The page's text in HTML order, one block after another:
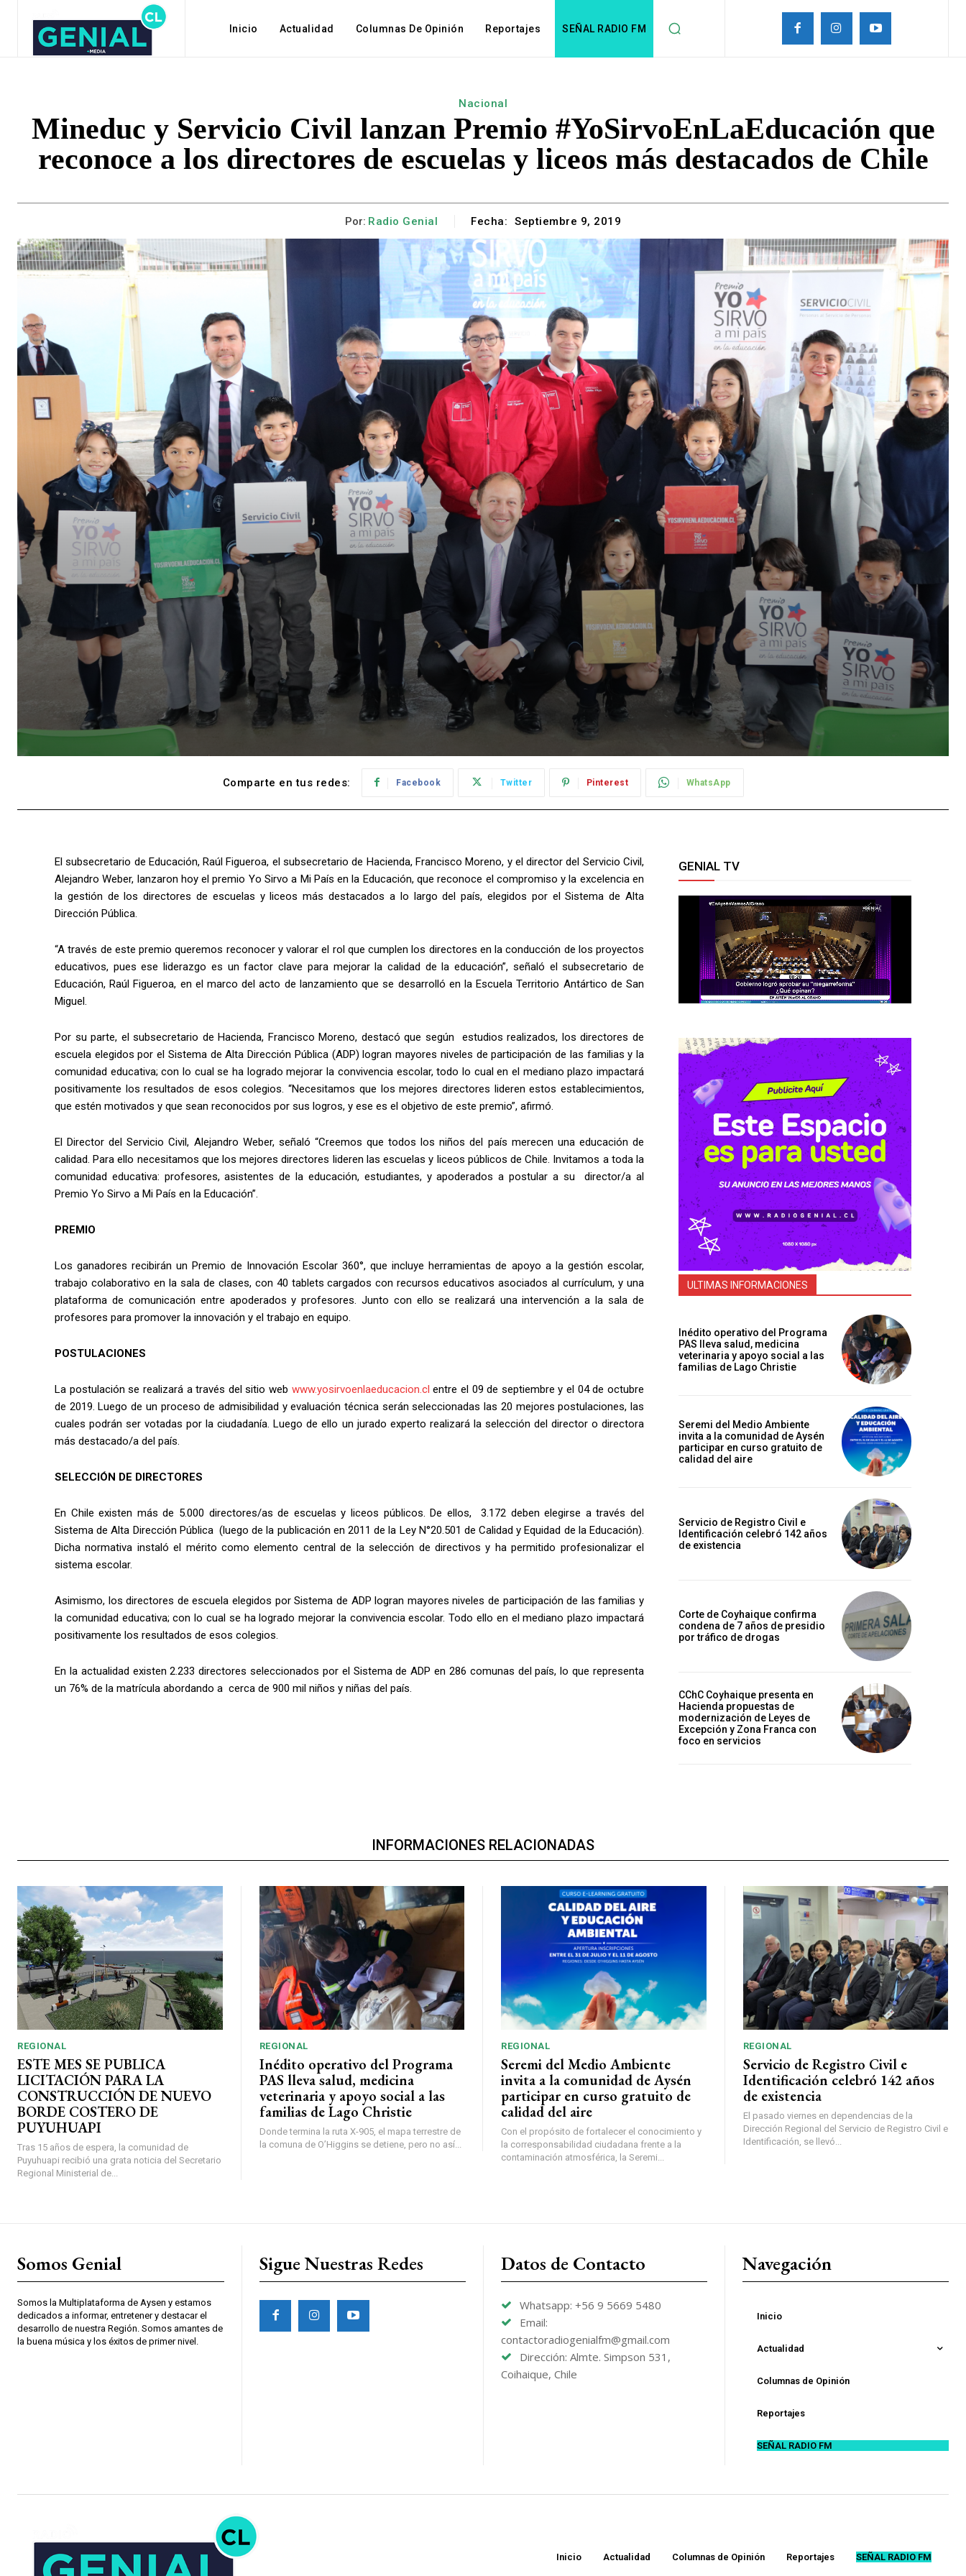
Inicio Actualidad Columnas De Opinión Reportajes SEÑAL RADIO FM
Nacional
Mineduc y Servicio Civil lanzan Premio #YoSirvoEnLaEducación que
reconoce a los directores de escuelas y liceos más destacados de Chile
Por: Radio Genial Fecha: Septiembre 9, 2019
Comparte en tus redes: Facebook Twitter Pinterest WhatsApp
El subsecretario de Educación, Raúl Figueroa, el subsecretario de Hacienda, Francisco Moreno, y el director del Servicio Civil,
Alejandro Weber, lanzaron hoy el premio Yo Sirvo a Mi País en la Educación, que reconoce el compromiso y la excelencia en
la gestión de los directores de escuelas y liceos más destacados a lo largo del país, elegidos por el Sistema de Alta
Dirección Pública.
“A través de este premio queremos reconocer y valorar el rol que cumplen los directores en la conducción de los proyectos
educativos, pues ese liderazgo es un factor clave para mejorar la calidad de la educación”, señaló el subsecretario de
Educación, Raúl Figueroa, en el marco del acto de lanzamiento que se desarrolló en la Escuela Territorio Antártico de San
Miguel.
Por su parte, el subsecretario de Hacienda, Francisco Moreno, destacó que según estudios realizados, los directores de
escuela elegidos por el Sistema de Alta Dirección Pública (ADP) logran mayores niveles de participación de las familias y la
comunidad educativa; con lo cual se ha logrado mejorar la convivencia escolar, todo lo cual en el mediano plazo impactará
positivamente los resultados de esos colegios. “Necesitamos que los mejores directores lideren estos establecimientos,
que estén motivados y que sean reconocidos por sus logros, y ese es el objetivo de este premio”, afirmó.
El Director del Servicio Civil, Alejandro Weber, señaló “Creemos que todos los niños del país merecen una educación de
calidad. Para ello necesitamos que los mejores directores lideren las escuelas y liceos públicos de Chile. Invitamos a toda la
comunidad educativa: profesores, asistentes de la educación, estudiantes, y apoderados a postular a su director/a al
Premio Yo Sirvo a Mi País en la Educación”.
PREMIO
Los ganadores recibirán un Premio de Innovación Escolar 360°, que incluye herramientas de apoyo a la gestión escolar,
trabajo colaborativo en la sala de clases, con 40 tablets cargados con recursos educativos asociados al currículum, y una
plataforma de comunicación entre apoderados y profesores. Junto con ello se realizará una intervención a la sala de
profesores para promover la innovación y el trabajo en equipo.
POSTULACIONES
La postulación se realizará a través del sitio web www.yosirvoenlaeducacion.cl entre el 09 de septiembre y el 04 de octubre
de 2019. Luego de un proceso de admisibilidad y evaluación técnica serán seleccionadas las 20 mejores postulaciones, las
cuales podrán ser votadas por la ciudadanía. Luego de ello un jurado experto realizará la selección del director o directora
más destacado/a del país.
SELECCIÓN DE DIRECTORES
En Chile existen más de 5.000 directores/as de escuelas y liceos públicos. De ellos, 3.172 deben elegirse a través del
Sistema de Alta Dirección Pública (luego de la publicación en 2011 de la Ley N°20.501 de Calidad y Equidad de la Educación).
Dicha normativa instaló el mérito como elemento central de la selección de directivos y ha permitido profesionalizar el
sistema escolar.
Asimismo, los directores de escuela elegidos por Sistema de ADP logran mayores niveles de participación de las familias y
la comunidad educativa; con lo cual se ha logrado mejorar la convivencia escolar. Todo ello en el mediano plazo impactará
positivamente los resultados de esos colegios.
En la actualidad existen 2.233 directores seleccionados por el Sistema de ADP en 286 comunas del país, lo que representa
un 76% de la matrícula abordando a cerca de 900 mil niños y niñas del país.
GENIAL TV
ULTIMAS INFORMACIONES
Inédito operativo del Programa
PAS lleva salud, medicina
veterinaria y apoyo social a las
familias de Lago Christie
Seremi del Medio Ambiente
invita a la comunidad de Aysén
participar en curso gratuito de
calidad del aire
Servicio de Registro Civil e
Identificación celebró 142 años
de existencia
Corte de Coyhaique confirma
condena de 7 años de presidio
por tráfico de drogas
CChC Coyhaique presenta en
Hacienda propuestas de
modernización de Leyes de
Excepción y Zona Franca con
foco en servicios
INFORMACIONES RELACIONADAS
REGIONAL
ESTE MES SE PUBLICA
LICITACIÓN PARA LA
CONSTRUCCIÓN DE NUEVO
BORDE COSTERO DE
PUYUHUAPI
Tras 15 años de espera, la comunidad de
Puyuhuapi recibió una grata noticia del Secretario
Regional Ministerial de...
REGIONAL
Inédito operativo del Programa
PAS lleva salud, medicina
veterinaria y apoyo social a las
familias de Lago Christie
Donde termina la ruta X-905, el mapa terrestre de
la comuna de O’Higgins se detiene, pero no así...
REGIONAL
Seremi del Medio Ambiente
invita a la comunidad de Aysén
participar en curso gratuito de
calidad del aire
Con el propósito de fortalecer el conocimiento y
la corresponsabilidad ciudadana frente a la
contaminación atmosférica, la Seremi...
REGIONAL
Servicio de Registro Civil e
Identificación celebró 142 años
de existencia
El pasado viernes en dependencias de la
Dirección Regional del Servicio de Registro Civil e
Identificación, se llevó...
Somos Genial
Somos la Multiplataforma de Aysen y estamos
dedicados a informar, entretener y destacar el
desarrollo de nuestra Región. Somos amantes de
la buena música y los éxitos de primer nivel.
Sigue Nuestras Redes Datos de Contacto
Whatsapp: +56 9 5669 5480
Email:
contactoradiogenialfm@gmail.com
Dirección: Almte. Simpson 531,
Coihaique, Chile
Navegación
Inicio
Actualidad
Columnas de Opinión
Reportajes
SEÑAL RADIO FM
Inicio Actualidad Columnas de Opinión Reportajes SEÑAL RADIO FM